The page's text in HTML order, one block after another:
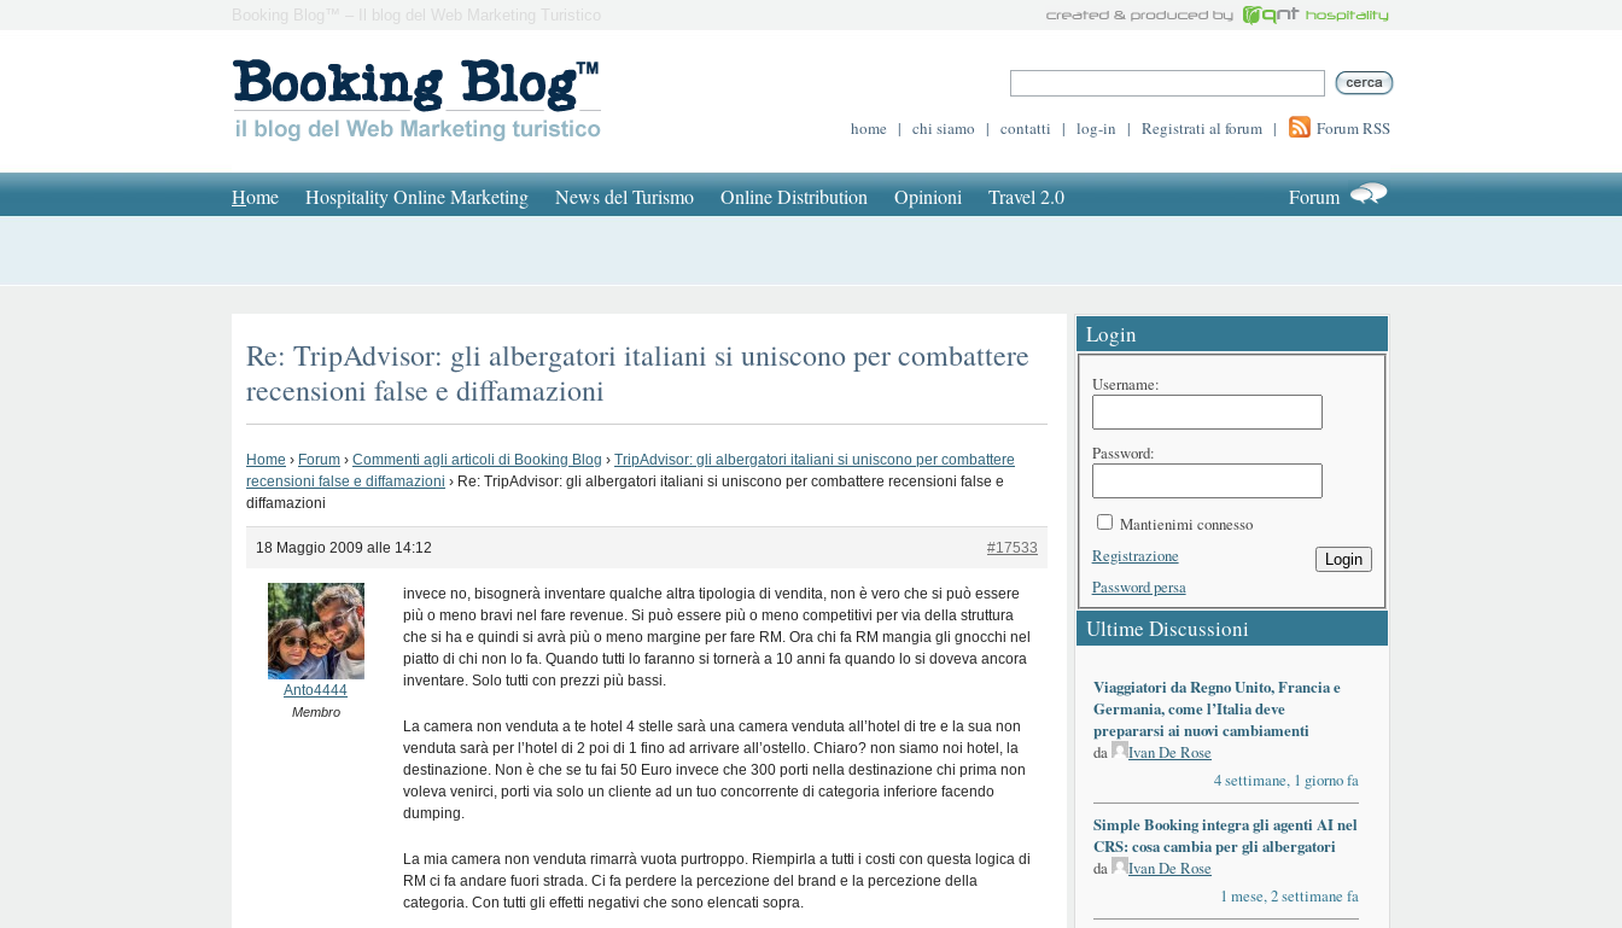
Booking Blog™ – Il blog del Web Marketing Turistico
home | chi siamo | contatti | log-in | Registrati al forum | Forum RSS
Home Hospitality Online Marketing News del Turismo Online Distribution Opinioni Travel 2.0 Forum
Re: TripAdvisor: gli albergatori italiani si uniscono per combattere
recensioni false e diffamazioni
Home › Forum › Commenti agli articoli di Booking Blog › TripAdvisor: gli albergatori italiani si uniscono per combattere
recensioni false e diffamazioni › Re: TripAdvisor: gli albergatori italiani si uniscono per combattere recensioni false e
diffamazioni
18 Maggio 2009 alle 14:12 #17533
Anto4444
Membro
invece no, bisognerà inventare qualche altra tipologia di vendita, non è vero che si può essere
più o meno bravi nel fare revenue. Si può essere più o meno competitivi per via della struttura
che si ha e quindi si avrà più o meno margine per fare RM. Ora chi fa RM mangia gli gnocchi nel
piatto di chi non lo fa. Quando tutti lo faranno si tornerà a 10 anni fa quando lo si doveva ancora
inventare. Solo tutti con prezzi più bassi.
La camera non venduta a te hotel 4 stelle sarà una camera venduta all’hotel di tre e la sua non
venduta sarà per l’hotel di 2 poi di 1 fino ad arrivare all’ostello. Chiaro? non siamo noi hotel, la
destinazione. Non è che se tu fai 50 Euro invece che 300 porti nella destinazione chi prima non
voleva venirci, porti via solo un cliente ad un tuo concorrente di categoria inferiore facendo
dumping.
La mia camera non venduta rimarrà vuota purtroppo. Riempirla a tutti i costi con questa logica di
RM ci fa andare fuori strada. Ci fa perdere la percezione del brand e la percezione della
categoria. Con tutti gli effetti negativi che sono elencati sopra.
Login
Username:
Password:
Mantienimi connesso
Login
Registrazione
Password persa
Ultime Discussioni
Viaggiatori da Regno Unito, Francia e
Germania, come l’Italia deve
prepararsi ai nuovi cambiamenti
da
Ivan De Rose
4 settimane, 1 giorno fa
Simple Booking integra gli agenti AI nel
CRS: cosa cambia per gli albergatori
da
Ivan De Rose
1 mese, 2 settimane fa